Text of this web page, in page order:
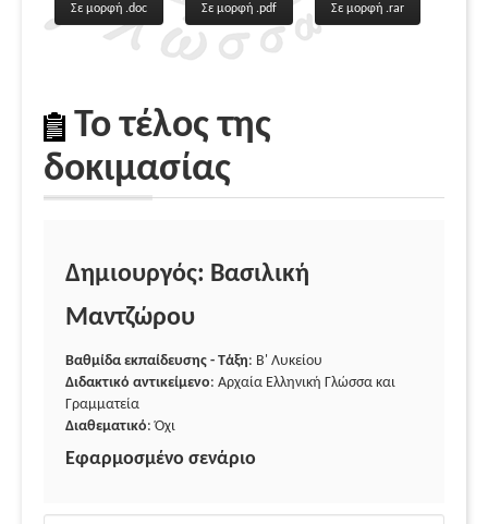
Σε μορφή .doc Σε μορφή .pdf Σε μορφή .rar
Το τέλος της
δοκιμασίας
Δημιουργός: Βασιλική
Μαντζώρου
Βαθμίδα εκπαίδευσης - Τάξη: Β' Λυκείου
Διδακτικό αντικείμενο: Αρχαία Ελληνική Γλώσσα και
Γραμματεία
Διαθεματικό: Όχι
Εφαρμοσμένο σενάριο